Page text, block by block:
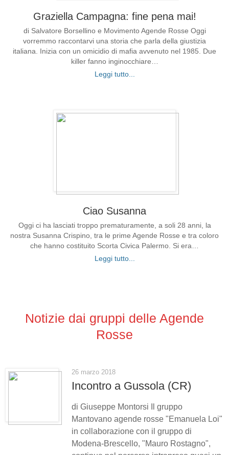
Graziella Campagna: fine pena mai!
di Salvatore Borsellino e Movimento Agende Rosse Oggi
vorremmo raccontarvi una storia che parla della giustizia
italiana. Inizia con un omicidio di mafia avvenuto nel 1985. Due
killer fanno inginocchiare…
Leggi tutto...
Ciao Susanna
Oggi ci ha lasciati troppo prematuramente, a soli 28 anni, la
nostra Susanna Crispino, tra le prime Agende Rosse e tra coloro
che hanno costituito Scorta Civica Palermo. Si era…
Leggi tutto...
Notizie dai gruppi delle Agende
Rosse
26 marzo 2018
Incontro a Gussola (CR)
di Giuseppe Montorsi Il gruppo
Mantovano agende rosse "Emanuela Loi"
in collaborazione con il gruppo di
Modena-Brescello, "Mauro Rostagno",